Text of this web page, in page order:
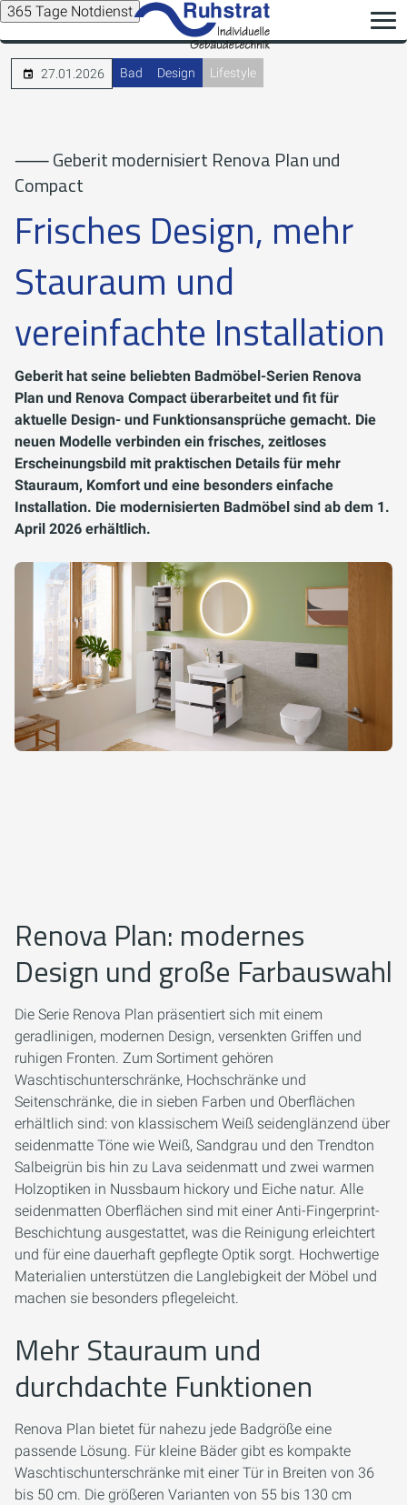
365 Tage Notdienst
27.01.2026 Bad Design Lifestyle
⸺ Geberit modernisiert Renova Plan und
Compact
Frisches Design, mehr
Stauraum und
vereinfachte Installation
Geberit hat seine beliebten Badmöbel-Serien Renova
Plan und Renova Compact überarbeitet und fit für
aktuelle Design- und Funktionsansprüche gemacht. Die
neuen Modelle verbinden ein frisches, zeitloses
Erscheinungsbild mit praktischen Details für mehr
Stauraum, Komfort und eine besonders einfache
Installation. Die modernisierten Badmöbel sind ab dem 1.
April 2026 erhältlich.
Renova Plan: modernes
Design und große Farbauswahl
Die Serie Renova Plan präsentiert sich mit einem
geradlinigen, modernen Design, versenkten Griffen und
ruhigen Fronten. Zum Sortiment gehören
Waschtischunterschränke, Hochschränke und
Seitenschränke, die in sieben Farben und Oberflächen
erhältlich sind: von klassischem Weiß seidenglänzend über
seidenmatte Töne wie Weiß, Sandgrau und den Trendton
Salbeigrün bis hin zu Lava seidenmatt und zwei warmen
Holzoptiken in Nussbaum hickory und Eiche natur. Alle
seidenmatten Oberflächen sind mit einer Anti-Fingerprint-
Beschichtung ausgestattet, was die Reinigung erleichtert
und für eine dauerhaft gepflegte Optik sorgt. Hochwertige
Materialien unterstützen die Langlebigkeit der Möbel und
machen sie besonders pflegeleicht.
Mehr Stauraum und
durchdachte Funktionen
Renova Plan bietet für nahezu jede Badgröße eine
passende Lösung. Für kleine Bäder gibt es kompakte
Waschtischunterschränke mit einer Tür in Breiten von 36
bis 50 cm. Die größeren Varianten von 55 bis 130 cm